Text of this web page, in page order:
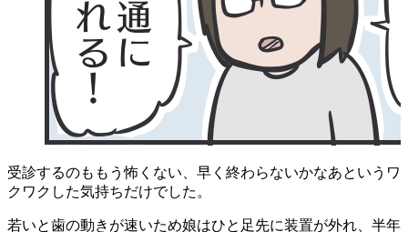
受診するのももう怖くない、早く終わらないかなあというワ
クワクした気持ちだけでした。
若いと歯の動きが速いため娘はひと足先に装置が外れ、半年